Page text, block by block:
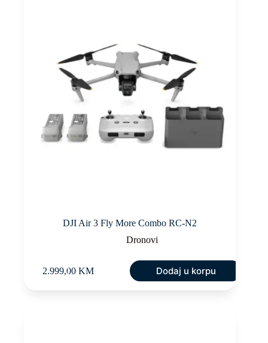
DJI Air 3 Fly More Combo RC-N2
Dronovi
2.999,00 KM Dodaj u korpu